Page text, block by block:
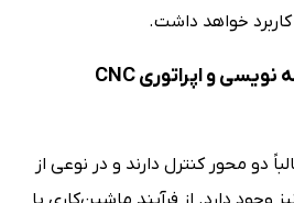
خواهد داشت.
در بخشی از کتاب برنامه نویسی و اپراتوری CNC
دو محور کنترل دارند و در نوعی از